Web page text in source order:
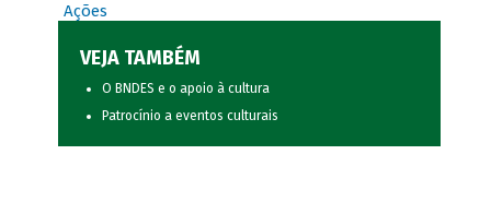
Ações
VEJA TAMBÉM
O BNDES e o apoio à cultura
Patrocínio a eventos culturais